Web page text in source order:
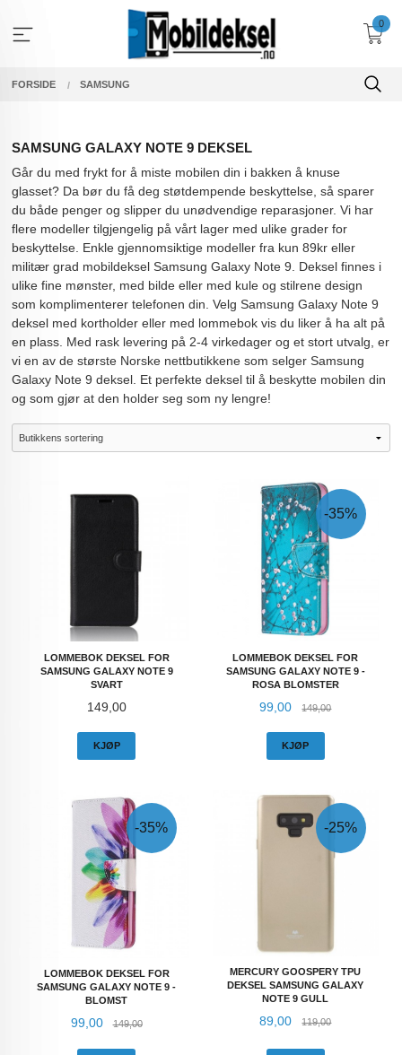
innholdet
0
FORSIDE SAMSUNG
SAMSUNG GALAXY NOTE 9 DEKSEL
Går du med frykt for å miste mobilen din i bakken å knuse
glasset? Da bør du få deg støtdempende beskyttelse, så sparer
du både penger og slipper du unødvendige reparasjoner. Vi har
flere modeller tilgjengelig på vårt lager med ulike grader for
beskyttelse. Enkle gjennomsiktige modeller fra kun 89kr eller
militær grad mobildeksel Samsung Galaxy Note 9. Deksel finnes i
ulike fine mønster, med bilde eller med kule og stilrene design
som komplimenterer telefonen din. Velg Samsung Galaxy Note 9
deksel med kortholder eller med lommebok vis du liker å ha alt på
en plass. Med rask levering på 2-4 virkedager og et stort utvalg, er
vi en av de største Norske nettbutikkene som selger Samsung
Galaxy Note 9 deksel. Et perfekte deksel til å beskytte mobilen din
og som gjør at den holder seg som ny lengre!
LOMMEBOK DEKSEL FOR
SAMSUNG GALAXY NOTE 9
SVART
Pris
149,00
KJØP
LOMMEBOK DEKSEL FOR
SAMSUNG GALAXY NOTE 9 -
ROSA BLOMSTER
Tilbud
99,00 149,00Rabatt
-35%
KJØP
LOMMEBOK DEKSEL FOR
SAMSUNG GALAXY NOTE 9 -
BLOMST
Tilbud
99,00 149,00Rabatt
-35%
MERCURY GOOSPERY TPU
DEKSEL SAMSUNG GALAXY
NOTE 9 GULL
Tilbud
89,00 119,00Rabatt
-25%